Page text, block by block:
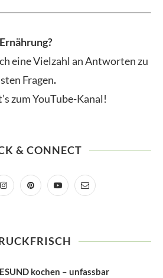
eine Vielzahl an Antworten zu
Fragen.
zum YouTube-Kanal!
& CONNECT
kochen – unfassbar